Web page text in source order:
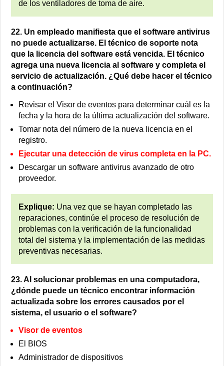
de los ventiladores de toma de aire.
22. Un empleado manifiesta que el software antivirus
no puede actualizarse. El técnico de soporte nota
que la licencia del software está vencida. El técnico
agrega una nueva licencia al software y completa el
servicio de actualización. ¿Qué debe hacer el técnico
a continuación?
Revisar el Visor de eventos para determinar cuál es la
fecha y la hora de la última actualización del software.
Tomar nota del número de la nueva licencia en el
registro.
Ejecutar una detección de virus completa en la PC.
Descargar un software antivirus avanzado de otro
proveedor.
Explique: Una vez que se hayan completado las
reparaciones, continúe el proceso de resolución de
problemas con la verificación de la funcionalidad
total del sistema y la implementación de las medidas
preventivas necesarias.
23. Al solucionar problemas en una computadora,
¿dónde puede un técnico encontrar información
actualizada sobre los errores causados por el
sistema, el usuario o el software?
Visor de eventos
El BIOS
Administrador de dispositivos